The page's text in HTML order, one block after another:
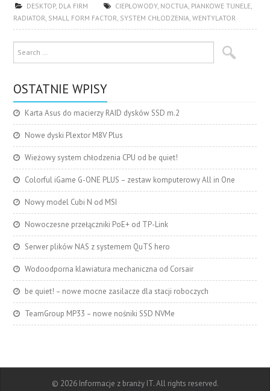
DESKTOP, DLA FIRM CIEPŁOWODY, NOCTUA PIANKOWE TUNELE
RADIATOR SMALL FORM FACTOR SYSTEM CHŁODZENIA ,WENTYLATOR
OSTATNIE WPISY
Karta Asus do macierzy RAID dysków SSD m.2
Nowe dyski Plextor M8V Plus
Wieżowy system chłodzenia CPU od be quiet!
Colorful iGame G-ONE PLUS – zestaw komputerowy All in One
Nowy model Cubi N od MSI
Nowoczesne przełączniki PoE+ od TP-Link
Serwer plików NAS z systemem QuTS hero
Wodoodporna klawiatura mechaniczna od Corsair
be quiet! – nowe mocne zasilacze dla stacji roboczych
TeamGroup MP33 – nowe nośniki SSD NVMe
© 2026 Informacje z branży IT. All rights reserved.